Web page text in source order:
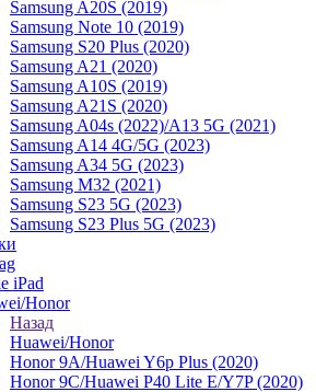
Samsung A20S (2019)
Samsung Note 10 (2019)
Samsung S20 Plus (2020)
Samsung A21 (2020)
Samsung A10S (2019)
Samsung A21S (2020)
Samsung A04s (2022)/А13 5G (2021)
Samsung A14 4G/5G (2023)
Samsung A34 5G (2023)
Samsung M32 (2021)
Samsung S23 5G (2023)
Samsung S23 Plus 5G (2023)
iPad
Honor
Назад
Huawei/Honor
Honor 9A/Huawei Y6p Plus (2020)
Honor 9C/Huawei P40 Lite E/Y7P (2020)